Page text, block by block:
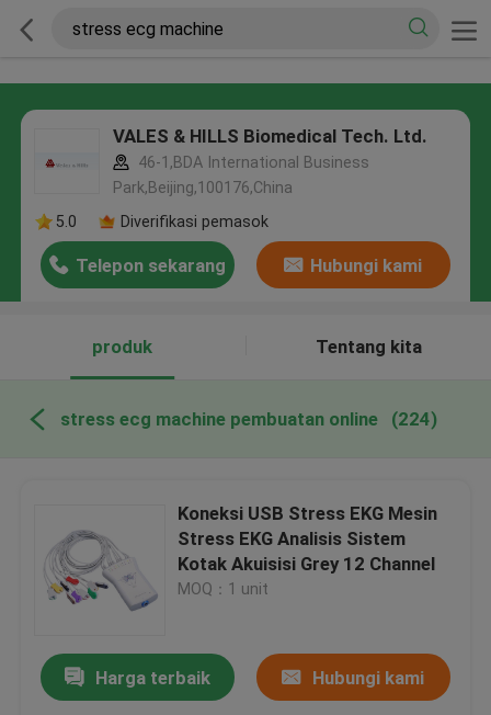
VALES & HILLS Biomedical Tech. Ltd.
46-1,BDA International Business
Park,Beijing,100176,China
5.0
Diverifikasi pemasok
Telepon sekarang Hubungi kami
produk Tentang kita
stress ecg machine pembuatan online (224)
Koneksi USB Stress EKG Mesin
Stress EKG Analisis Sistem
Kotak Akuisisi Grey 12 Channel
MOQ：1 unit
Harga terbaik Hubungi kami